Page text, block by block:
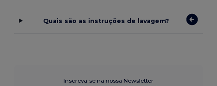
Quais são as instruções de lavagem?
Inscreva-se na nossa Newsletter